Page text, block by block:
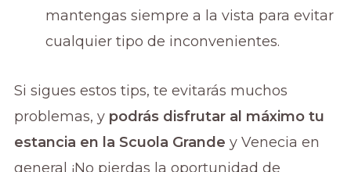
mantengas siempre a la vista para evitar
cualquier tipo de inconvenientes.
Si sigues estos tips, te evitarás muchos
problemas, y podrás disfrutar al máximo tu
estancia en la Scuola Grande y Venecia en
general ¡No pierdas la oportunidad de